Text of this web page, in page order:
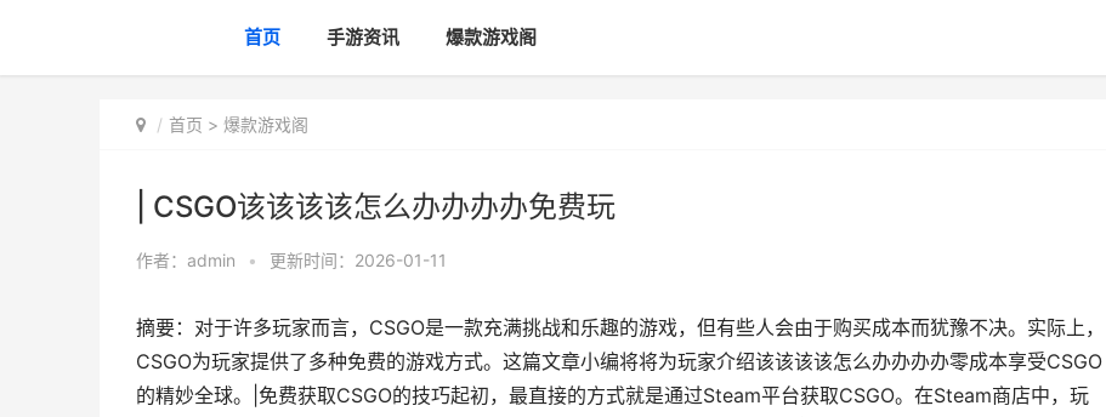
首页 手游资讯 爆款游戏阁
首页 > 爆款游戏阁
| CSGO该该该该怎么办办办办免费玩
作者： admin • 更新时间：2026-01-11
摘要：对于许多玩家而言，CSGO是一款充满挑战和乐趣的游戏，但有些人会由于购买成本而犹豫不决。实际上，
CSGO为玩家提供了多种免费的游戏方式。这篇文章小编将将为玩家介绍该该该该怎么办办办办零成本享受CSGO
的精妙全球。|免费获取CSGO的技巧起初，最直接的方式就是通过Steam平台获取CSGO。在Steam商店中，玩